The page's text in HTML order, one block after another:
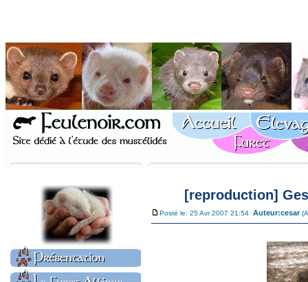
[reproduction]
Posté le: 25 Avr 2007 21:54 Auteur:cesar